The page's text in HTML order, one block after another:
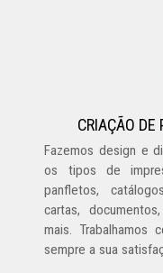
CRIAÇÃO DE
Fazemos design e
os tipos de
panfletos,
cartas,
mais. Trabalhamos
sempre a sua